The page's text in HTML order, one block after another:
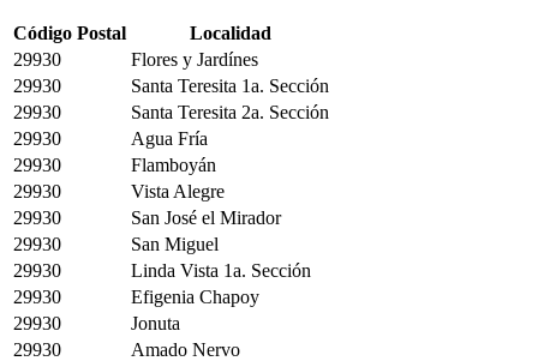
Código Postal
Localidad
29930
Flores y Jardínes
29930
Santa Teresita 1a. Sección
29930
Santa Teresita 2a. Sección
29930
Agua Fría
29930
Flamboyán
29930
Vista Alegre
29930
San José el Mirador
29930
San Miguel
29930
Linda Vista 1a. Sección
29930
Efigenia Chapoy
29930
Jonuta
29930
Amado Nervo